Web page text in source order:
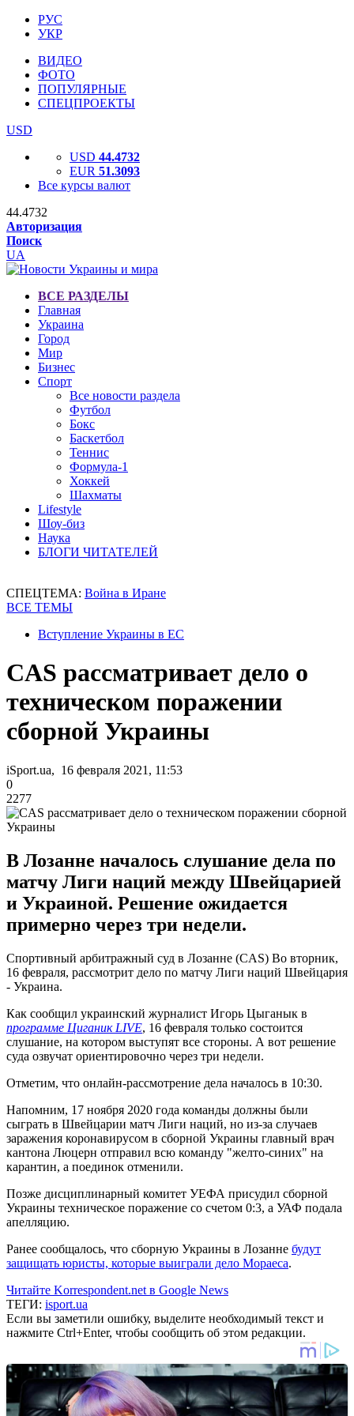
РУС
УКР
ВИДЕО
ФОТО
ПОПУЛЯРНЫЕ
СПЕЦПРОЕКТЫ
USD
USD 44.4732
EUR 51.3093
Все курсы валют
44.4732
Авторизация
Поиск
UA
ВСЕ РАЗДЕЛЫ
Главная
Украина
Город
Мир
Бизнес
Спорт
Все новости раздела
Футбол
Бокс
Баскетбол
Теннис
Формула-1
Хоккей
Шахматы
Lifestyle
Шоу-биз
Наука
БЛОГИ ЧИТАТЕЛЕЙ
СПЕЦТЕМА: Война в Иране
ВСЕ ТЕМЫ
Вступление Украины в ЕС
CAS рассматривает дело о
техническом поражении
сборной Украины
iSport.ua, 16 февраля 2021, 11:53
0
2277
В Лозанне началось слушание дела по
матчу Лиги наций между Швейцарией
и Украиной. Решение ожидается
примерно через три недели.
Спортивный арбитражный суд в Лозанне (CAS) Во вторник,
16 февраля, рассмотрит дело по матчу Лиги наций Швейцария
- Украина.
Как сообщил украинский журналист Игорь Цыганык в
программе Циганик LIVE, 16 февраля только состоится
слушание, на котором выступят все стороны. А вот решение
суда озвучат ориентировочно через три недели.
Отметим, что онлайн-рассмотрение дела началось в 10:30.
Напомним, 17 ноября 2020 года команды должны были
сыграть в Швейцарии матч Лиги наций, но из-за случаев
заражения коронавирусом в сборной Украины главный врач
кантона Люцерн отправил всю команду "желто-синих" на
карантин, а поединок отменили.
Позже дисциплинарный комитет УЕФА присудил сборной
Украины техническое поражение со счетом 0:3, а УАФ подала
апелляцию.
Ранее сообщалось, что сборную Украины в Лозанне будут
защищать юристы, которые выиграли дело Мораеса.
Читайте Korrespondent.net в Google News
ТЕГИ: isport.ua
Если вы заметили ошибку, выделите необходимый текст и
нажмите Ctrl+Enter, чтобы сообщить об этом редакции.